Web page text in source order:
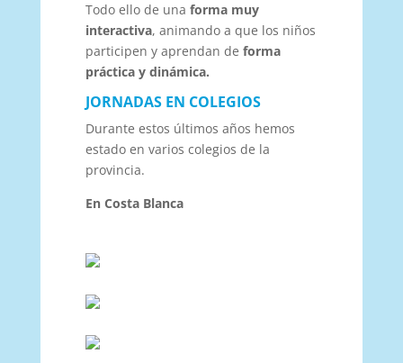
Todo ello de una forma muy
interactiva, animando a que los niños
participen y aprendan de forma
práctica y dinámica.
JORNADAS EN COLEGIOS
Durante estos últimos años hemos
estado en varios colegios de la
provincia.
En Costa Blanca